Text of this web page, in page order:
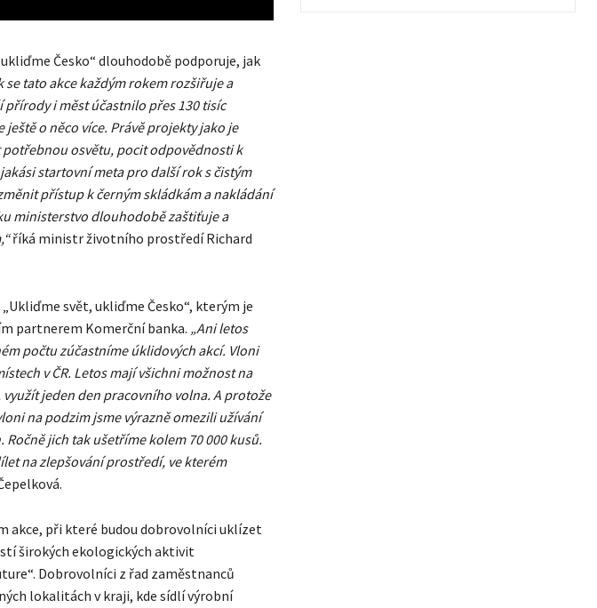
Česko“ dlouhodobě podporuje, jak
se tato akce každým rokem rozšiřuje a
i měst účastnilo přes 130 tisíc
o něco více. Právě projekty jako je
osvětu, pocit odpovědnosti k
startovní meta pro další rok s čistým
přístup k černým skládkám a nakládání
ministerstvo dlouhodobě zaštiťuje a
říká ministr životního prostředí Richard
svět, ukliďme Česko“, kterým je
partnerem Komerční banka. „Ani letos
počtu zúčastníme úklidových akcí. Vloni
v ČR. Letos mají všichni možnost na
jeden den pracovního volna. A protože
na podzim jsme výrazně omezili užívání
jich tak ušetříme kolem 70 000 kusů.
na zlepšování prostředí, ve kterém
akce, při které budou dobrovolníci uklízet
širokých ekologických aktivit
Dobrovolníci z řad zaměstnanců
lokalitách v kraji, kde sídlí výrobní